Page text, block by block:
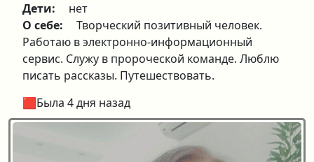
Дети:
нет
О себе:
Творческий позитивный человек.
Работаю в электронно-информационный
сервис. Служу в пророческой команде. Люблю
писать рассказы. Путешествовать.
🟥Была 4 дня назад